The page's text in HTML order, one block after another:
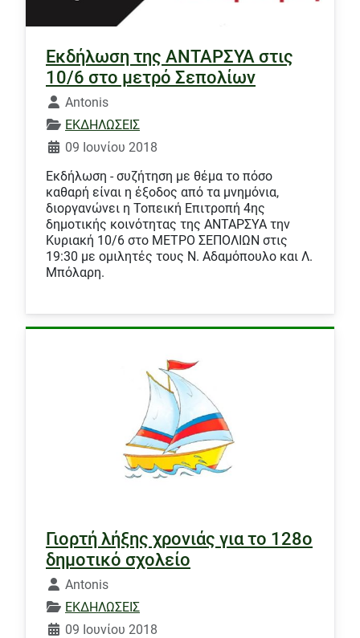
Εκδήλωση της ΑΝΤΑΡΣΥΑ στις
10/6 στο μετρό Σεπολίων
Λεπτομέρειες
Antonis
ΕΚΔΗΛΩΣΕΙΣ
09 Ιουνίου 2018
Εκδήλωση - συζήτηση με θέμα το πόσο
καθαρή είναι η έξοδος από τα μνημόνια,
διοργανώνει η Τοπεική Επιτροπή 4ης
δημοτικής κοινότητας της ΑΝΤΑΡΣΥΑ την
Κυριακή 10/6 στο ΜΕΤΡΟ ΣΕΠΟΛΙΩΝ στις
19:30 με ομιλητές τους Ν. Αδαμόπουλο και Λ.
Μπόλαρη.
Γιορτή λήξης χρονιάς για το 128ο
δημοτικό σχολείο
Λεπτομέρειες
Antonis
ΕΚΔΗΛΩΣΕΙΣ
09 Ιουνίου 2018